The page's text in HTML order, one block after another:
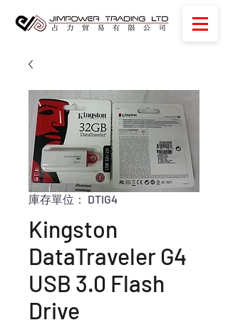
庫存單位： DTIG4
Kingston
DataTraveler G4
USB 3.0 Flash
Drive